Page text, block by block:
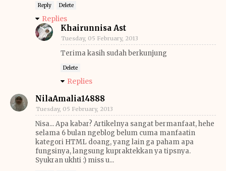
Reply Delete
Replies
Khairunnisa Ast
Tuesday, 05 February, 2013
Terima kasih sudah berkunjung
Delete
Replies
NilaAmalia14888
Tuesday, 05 February, 2013
Nisa... Apa kabar? Artikelnya sangat bermanfaat, hehe
selama 6 bulan ngeblog belum cuma manfaatin
kategori HTML doang, yang lain ga paham apa
fungsinya, langsung kupraktekkan ya tipsnya.
Syukran ukhti :) miss u...